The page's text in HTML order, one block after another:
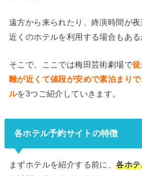
遠方から来られたり、終演時間が夜
近くのホテルを利用する場合もある
そこで、ここでは梅田芸術劇場で
離が近くて値段が安めで素泊まり
ルを3つご紹介していきます。
各ホテル予約サイトの特徴
まずホテルを紹介する前に、各ホ